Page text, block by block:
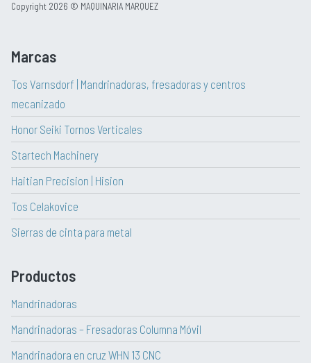
Copyright 2026 © MAQUINARIA MARQUEZ
Marcas
Tos Varnsdorf | Mandrinadoras, fresadoras y centros
mecanizado
Honor Seiki Tornos Verticales
Startech Machinery
Haitian Precision | Hision
Tos Celakovice
Sierras de cinta para metal
Productos
Mandrinadoras
Mandrinadoras – Fresadoras Columna Móvil
Mandrinadora en cruz WHN 13 CNC